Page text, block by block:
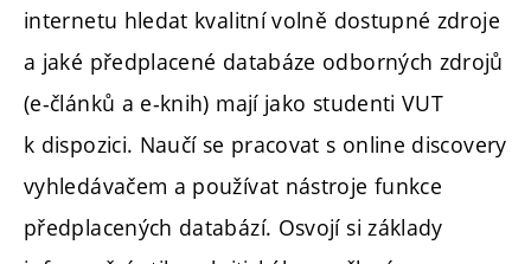
internetu hledat kvalitní volně dostupné zdroje
a jaké předplacené databáze odborných zdrojů
(e-článků a e-knih) mají jako studenti VUT
k dispozici. Naučí se pracovat s online discovery
vyhledávačem a používat nástroje funkce
předplacených databází. Osvojí si základy